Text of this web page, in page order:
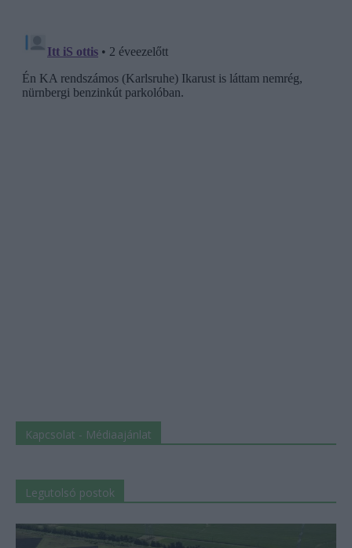
Kapcsolat - Médiaajánlat
Legutolsó postok